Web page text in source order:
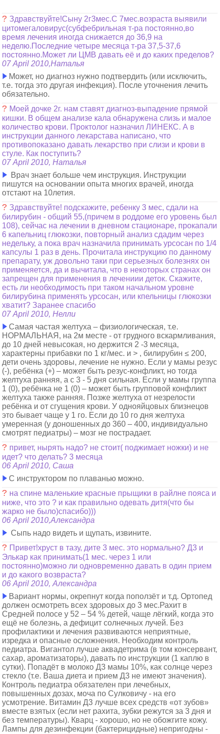
? Здравствуйте!Сыну 2г3мес.С 7мес.возраста выявили
цитомегаловирус(субфебрильная т-ра постоянно,во
время лечения иногда снижается до 36,9 на
неделю.Последние четыре месяца т-ра 37,5-37,6
постоянно.Может ли ЦМВ давать её и до каких пределов?
07 April 2010,Наталья
Может, но диагноз нужно подтвердить (или исключить,
т.е. тогда это другая инфекция). После уточнения лечить
обязательно.
? Моей дочке 2г. нам ставят диагноз-выпадение прямой
кишки. В общем анализе кала обнаружена слизь и малое
количество крови. Проктолог назначил ЛИНЕКС. А в
инструкции данного лекарстава написано, что
противопоказано давать лекарство при слизи и крови в
стуле. Как поступить?
07 April 2010, Наталья
Врач знает больше чем инструкция. Инструкции
пишутся на основании опыта многих врачей, иногда
отстают на 10летия.
? Здравствуйте! подскажите, ребенку 3 мес, сдали на
билирубин - общий 55,(причем в роддоме его уровень был
108), сейчас на лечении в дневном стационаре, прокапали
6 капельниц глюкозки, повторный анализ сдадим через
недельку, а пока врач назначила принимать урсосан по 1/4
капсулы 1 раз в день. Прочитала инструкцию по данному
препарату, уж довольно таки при серьезных болезнях он
применяется, да и вычитала, что в некоторых странах он
запрещен для применения в лечениии деток. Скажите,
есть ли необходимость при таком начальном уровне
билирубина применять урсосан, или кпельницы глюкозки
хватит? Заранее спасибо
07 April 2010, Нелли
Самая частая желтуха – физиологическая, т.е.
НОРМАЛЬНАЯ, на 2м месте - от грудного вскармливания,
до 10 дней невысокая, но держится 2 -3 месяца,
характерны прибавки по 1 кг/мес. и > , билирубин ≤ 200,
дети очень здоровы, лечение не нужно. Если у мамы резус
(-), ребёнка (+) – может быть резус-конфликт, но тогда
желтуха ранняя, а с 3 - 5 дня сильная. Если у мамы группа
1 (0), ребёнка не 1 (0) – может быть групповой конфликт
желтуха также ранняя. Позже желтуха от незрелости
ребёнка и от сгущения крови. У однояйцовых близнецов
это бывает чаще у 1 го. Если до 10 го дня желтуха
умеренная (у доношенных до 360 – 400, индивидуально
смотрят педиатры) – мозг не пострадает.
? привет, нырять надо? не стоит( поджимает ножки) и не
идет? что делать? 3 месяца
06 April 2010, Cаша
С инструктором по плаванью можно.
? на спине маленькие красные прыщики в райлне пояса и
ниже, что это ? и как правильно одевать дитя(что бы
жарко не было)спасибо)))
06 April 2010,Александра
Сыпь надо видеть и щупать, извините.
? Привет!хруст в тазу, дите 3 мес. это нормально? Д3 и
Элькар как принимать(1 мес. через 1 или
постоянно)можно ли одновременно давать в один прием
и до какого возвраста?
06 April 2010, Александра
Вариант нормы, окрепнут когда поползёт и т.д. Ортопед
должен осмотреть всех здоровых до 3 мес.Рахит в
Средней полосе у 52 – 54 % детей, чаще лёгкий, когда это
ещё не болезнь, а дефицит солнечных лучей. Без
профилактики и лечения развиваются неприятные,
изредка и опасные осложнения. Необходим контроль
педиатра. Вигантол лучше аквадетрима (в том консервант,
сахар, ароматизаторы), давать по инструкции (1 каплю в
сутки). Попадёт в молоко Д3 мамы 10%, как солнце через
стекло (т.е. Ваша диета и прием Д3 не имеют значения).
Контроль педиатра обязателен при лечебных,
повышенных дозах, моча по Сулковичу - на его
усмотрение. Витамин Д3 лучше всех средств «от зубов»
вместе взятых (если нет рахита, зубки режутся за 3 дня и
без температуры). Кварц - хорошо, но не обожгите кожу.
Лампы для дезинфекции (бактерицидные) непригодны -